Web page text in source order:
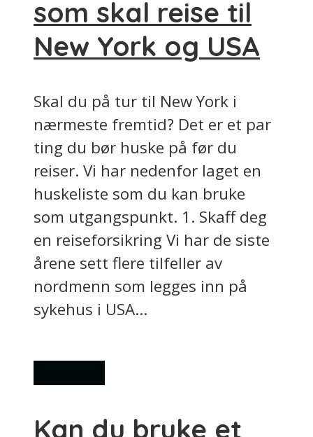
som skal reise til
New York og USA
Skal du på tur til New York i
nærmeste fremtid? Det er et par
ting du bør huske på før du
reiser. Vi har nedenfor laget en
huskeliste som du kan bruke
som utgangspunkt. 1. Skaff deg
en reiseforsikring Vi har de siste
årene sett flere tilfeller av
nordmenn som legges inn på
sykehus i USA...
Kan du bruke et